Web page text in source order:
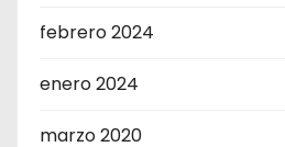
febrero 2024
enero 2024
marzo 2020